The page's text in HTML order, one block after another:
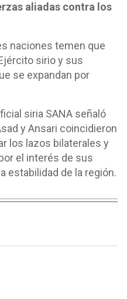
aliadas contra los
naciones temen que
sirio y sus
se expandan por
siria SANA señaló
y Ansari coincidieron
los lazos bilaterales y
el interés de sus
estabilidad de la región.